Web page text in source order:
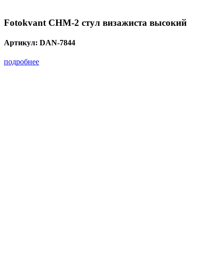
Fotokvant CHM-2 стул визажиста высокий
Артикул: DAN-7844
подробнее